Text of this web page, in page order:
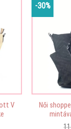
V
-30%
Női